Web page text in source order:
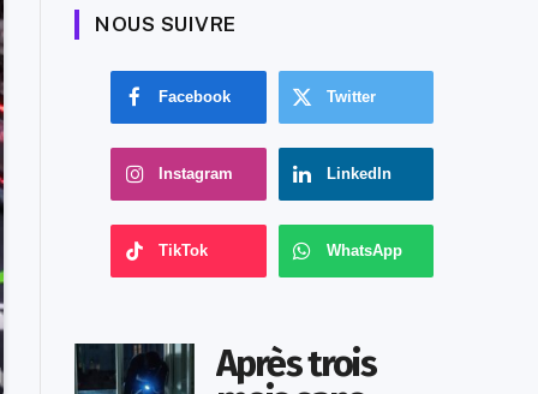
NOUS SUIVRE
Facebook Twitter
Instagram LinkedIn
TikTok WhatsApp
Après trois